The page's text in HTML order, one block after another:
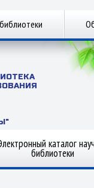
каталог
библиотеки